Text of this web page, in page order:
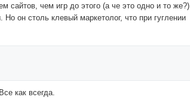
сайтов, чем игр до этого (а че это одно и то же?)
он столь клевый маркетолог, что при гуглении
как всегда.